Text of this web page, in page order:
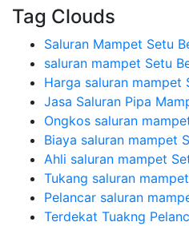
Tag Clouds
Saluran Mampet Setu
saluran mampet Setu
Harga saluran mampet
Jasa Saluran Pipa
Ongkos saluran
Biaya saluran mampet
Ahli saluran mampet
Tukang saluran
Pelancar saluran
Terdekat Tuakng